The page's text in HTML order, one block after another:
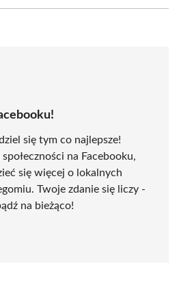
się tym co najlepsze!
społeczności na Facebooku,
się więcej o lokalnych
Twoje zdanie się liczy -
na bieżąco!